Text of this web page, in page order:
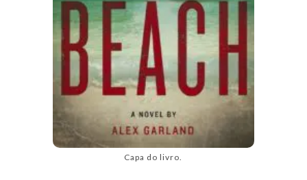
Capa do livro.